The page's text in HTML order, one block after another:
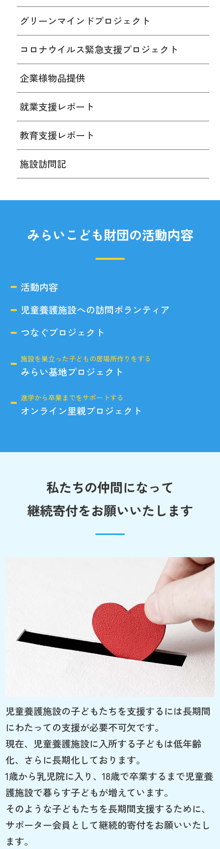
グリーンマインドプロジェクト
コロナウイルス緊急支援プロジェクト
企業様物品提供
就業支援レポート
教育支援レポート
施設訪問記
みらいこども財団の活動内容
活動内容
児童養護施設への訪問ボランティア
つなぐプロジェクト
施設を巣立った子どもの居場所作りをする
みらい基地プロジェクト
進学から卒業までをサポートする
オンライン里親プロジェクト
私たちの仲間になって
継続寄付をお願いいたします
児童養護施設の子どもたちを支援するには長期間
にわたっての支援が必要不可欠です。
現在、児童養護施設に入所する子どもは低年齢
化、さらに長期化しております。
1歳から乳児院に入り、18歳で卒業するまで児童養
護施設で暮らす子どもが増えています。
そのような子どもたちを長期間支援するために、
サポーター会員として継続的寄付をお願いいたし
ます。